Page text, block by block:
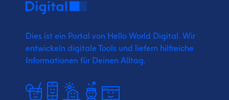
Dies ist ein Portal von Hello World Digital. Wir
entwickeln digitale Tools und liefern hilfreiche
Informationen für Deinen Alltag.